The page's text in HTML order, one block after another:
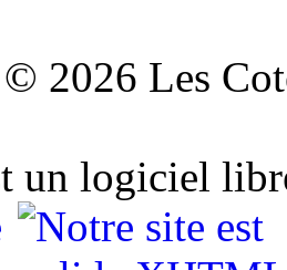
2026 Les
un logiciel